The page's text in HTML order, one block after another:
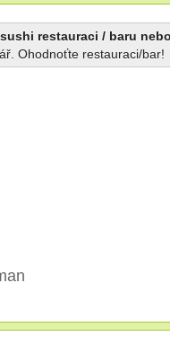
restauraci / baru
Ohodnoťte restauraci/bar!